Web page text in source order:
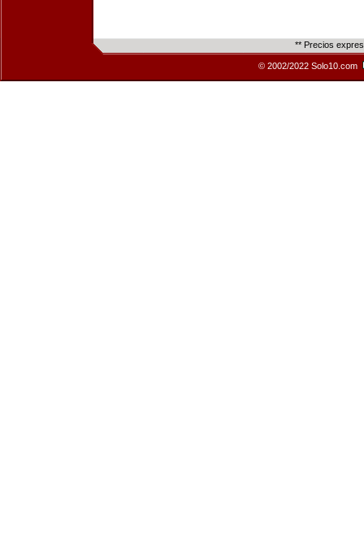
** Precios
© 2002/2022 Solo10.com